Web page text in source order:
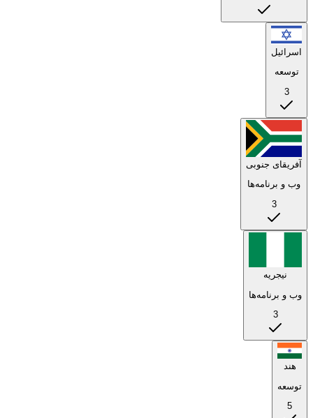
اسرائیل
توسعه
3
آفریقای جنوبی
وب و برنامه‌ها
3
نیجریه
وب و برنامه‌ها
3
هند
توسعه
5